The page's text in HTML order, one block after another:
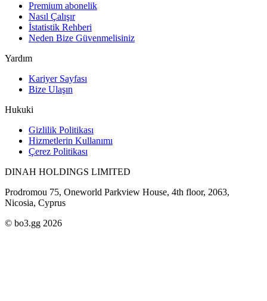
Premium abonelik
Nasıl Çalışır
İstatistik Rehberi
Neden Bize Güvenmelisiniz
Yardım
Kariyer Sayfası
Bize Ulaşın
Hukuki
Gizlilik Politikası
Hizmetlerin Kullanımı
Çerez Politikası
DINAH HOLDINGS LIMITED
Prodromou 75, Oneworld Parkview House, 4th floor, 2063,
Nicosia, Cyprus
© bo3.gg 2026